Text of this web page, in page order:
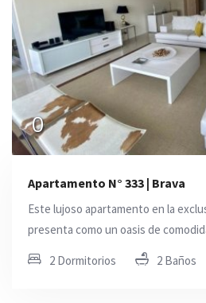
0
Apartamento N° 333 | Brava
Este lujoso apartamento en la
presenta como un oasis de
2 Dormitorios 2 Baños